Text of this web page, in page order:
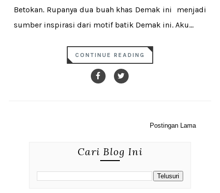
Betokan. Rupanya dua buah khas Demak ini menjadi
sumber inspirasi dari motif batik Demak ini. Aku...
CONTINUE READING
Postingan Lama
Cari Blog Ini